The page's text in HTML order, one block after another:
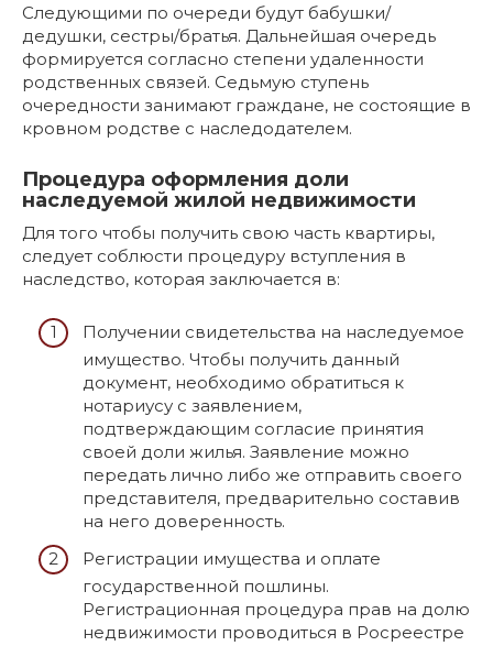
Следующими по очереди будут бабушки/
дедушки, сестры/братья. Дальнейшая очередь
формируется согласно степени удаленности
родственных связей. Седьмую ступень
очередности занимают граждане, не состоящие в
кровном родстве с наследодателем.
Процедура оформления доли
наследуемой жилой недвижимости
Для того чтобы получить свою часть квартиры,
следует соблюсти процедуру вступления в
наследство, которая заключается в:
Получении свидетельства на наследуемое
имущество. Чтобы получить данный
документ, необходимо обратиться к
нотариусу с заявлением,
подтверждающим согласие принятия
своей доли жилья. Заявление можно
передать лично либо же отправить своего
представителя, предварительно составив
на него доверенность.
Регистрации имущества и оплате
государственной пошлины.
Регистрационная процедура прав на долю
недвижимости проводиться в Росреестре